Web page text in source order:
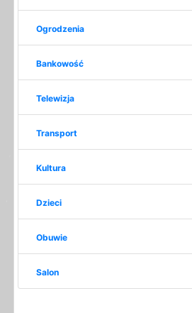
Ogrodzenia
Bankowość
Telewizja
Transport
Kultura
Dzieci
Obuwie
Salon